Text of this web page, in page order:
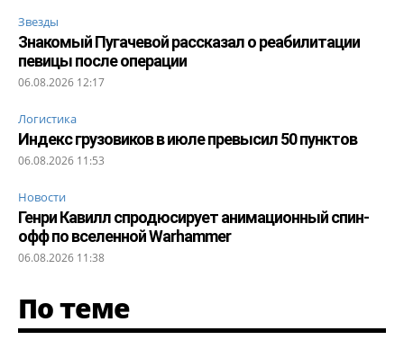
Звезды
Знакомый Пугачевой рассказал о реабилитации
певицы после операции
06.08.2026 12:17
Логистика
Индекс грузовиков в июле превысил 50 пунктов
06.08.2026 11:53
Новости
Генри Кавилл спродюсирует анимационный спин-
офф по вселенной Warhammer
06.08.2026 11:38
По теме